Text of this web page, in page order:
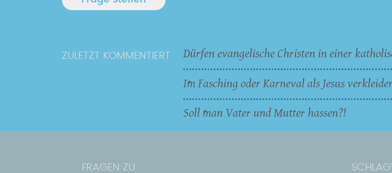
ZULETZT KOMMENTIERT
Dürfen evangelische Christen in einer
Im Fasching oder Karneval als Jesus
Soll man Vater und Mutter hassen?!
FRAGEN ZU